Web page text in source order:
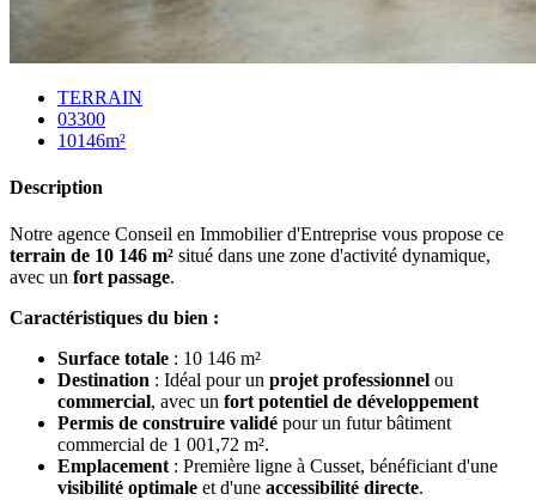
TERRAIN
03300
10146m²
Description
Notre agence Conseil en Immobilier d'Entreprise vous propose ce
terrain de 10 146 m² situé dans une zone d'activité dynamique,
avec un fort passage.
Caractéristiques du bien :
Surface totale : 10 146 m²
Destination : Idéal pour un projet professionnel ou
commercial, avec un fort potentiel de développement
Permis de construire validé pour un futur bâtiment
commercial de 1 001,72 m².
Emplacement : Première ligne à Cusset, bénéficiant d'une
visibilité optimale et d'une accessibilité directe.